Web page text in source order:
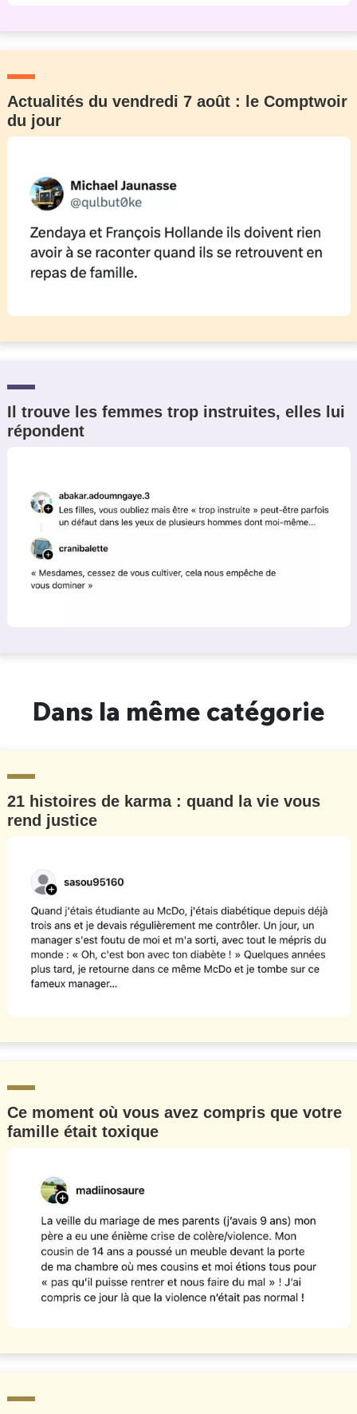
Actualités du vendredi 7 août : le Comptwoir
du jour
Il trouve les femmes trop instruites, elles lui
répondent
Dans la même catégorie
21 histoires de karma : quand la vie vous
rend justice
Ce moment où vous avez compris que votre
famille était toxique